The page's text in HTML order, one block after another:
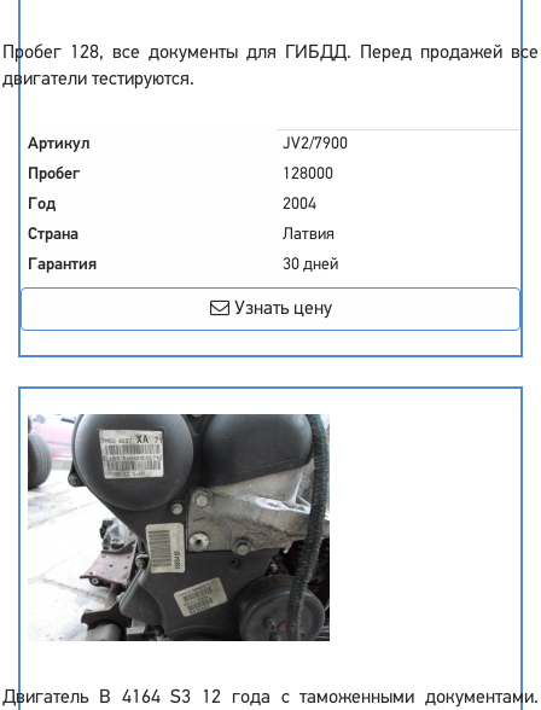
Пробег 128, все документы для ГИБДД. Перед продажей все
двигатели тестируются.
Артикул
JV2/7900
Пробег
128000
Год
2004
Страна
Латвия
Гарантия
30 дней
Узнать цену
Двигатель B 4164 S3 12 года с таможенными документами.